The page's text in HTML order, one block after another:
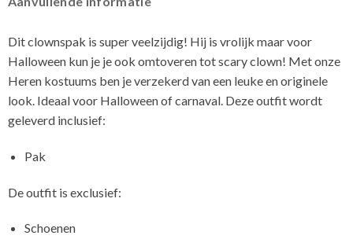
Dit clownspak is super veelzijdig! Hij is vrolijk maar voor
Halloween kun je je ook omtoveren tot scary clown! Met onze
Heren kostuums ben je verzekerd van een leuke en originele
look. Ideaal voor Halloween of carnaval. Deze outfit wordt
geleverd inclusief:
Pak
De outfit is exclusief:
Schoenen